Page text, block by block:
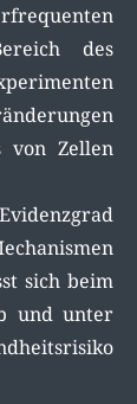
des
von Zellen
sich beim
und unter